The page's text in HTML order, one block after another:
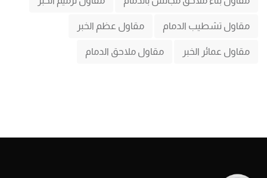
مقاول تشطيب الدمام مقاول عظم الخبر
مقاول عمائر الخبر مقاول ملاحق الدمام